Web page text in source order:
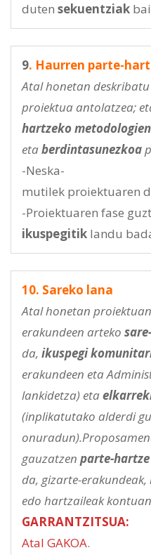
duten sekuentziak
9. Haurren parte-
Atal honetan
proiektua antolatzea;
hartzeko metodologien
etaberdintasunezkoa
-Neska-
mutilek proiektuaren
-Proiektuaren fase
ikuspegitik landu
10. Sareko lana
Atal honetan
erakundeen arteko
da, ikuspegi
erakundeen eta
lankidetza) eta
(inplikatutako alderdi
gauzatzen parte-hartze
da, gizarte-
edo hartzaileak
GARRANTZITSUA:
Atal GAKOA.